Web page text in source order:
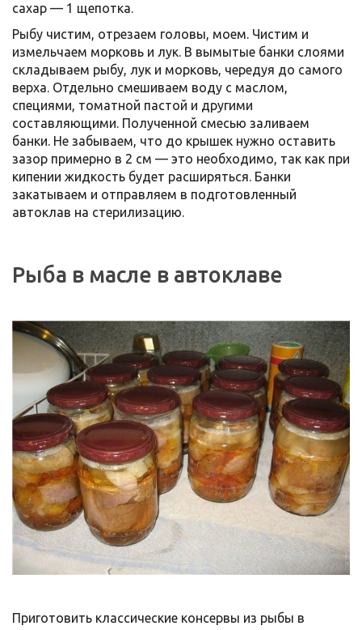
сахар — 1 щепотка.
Рыбу чистим, отрезаем головы, моем. Чистим и
измельчаем морковь и лук. В вымытые банки слоями
складываем рыбу, лук и морковь, чередуя до самого
верха. Отдельно смешиваем воду с маслом,
специями, томатной пастой и другими
составляющими. Полученной смесью заливаем
банки. Не забываем, что до крышек нужно оставить
зазор примерно в 2 см — это необходимо, так как при
кипении жидкость будет расширяться. Банки
закатываем и отправляем в подготовленный
автоклав на стерилизацию.
Рыба в масле в автоклаве
Приготовить классические консервы из рыбы в